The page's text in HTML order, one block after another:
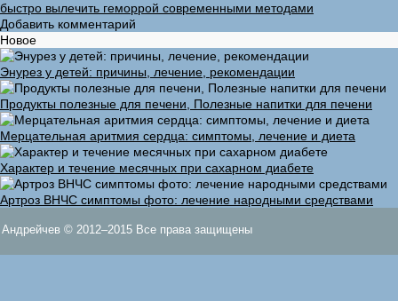
быстро вылечить геморрой современными методами
Добавить комментарий
Новое
Энурез у детей: причины, лечение, рекомендации
Продукты полезные для печени, Полезные напитки для печени
Мерцательная аритмия сердца: симптомы, лечение и диета
Характер и течение месячных при сахарном диабете
Артроз ВНЧС симптомы фото: лечение народными средствами
Андрейчев © 2012–2015 Все права защищены